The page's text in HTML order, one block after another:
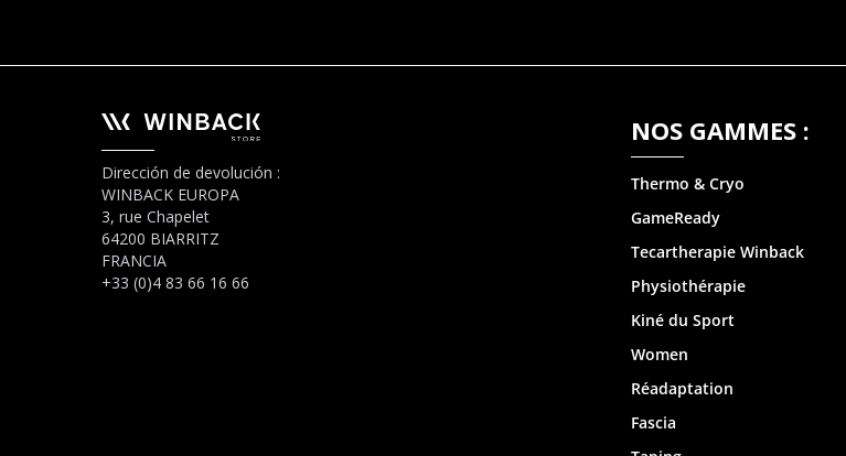
Dirección de devolución :
WINBACK EUROPA
3, rue Chapelet
64200 BIARRITZ
FRANCIA
+33 (0)4 83 66 16 66
NOS GAMMES :
Thermo & Cryo
GameReady
Tecartherapie Winback
Physiothérapie
Kiné du Sport
Women
Réadaptation
Fascia